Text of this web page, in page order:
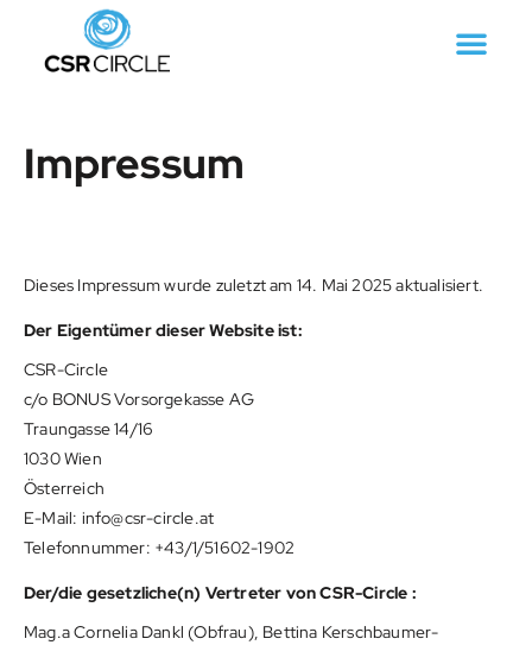
Impressum
Dieses Impressum wurde zuletzt am 14. Mai 2025 aktualisiert.
Der Eigentümer dieser Website ist:
CSR-Circle
c/o BONUS Vorsorgekasse AG
Traungasse 14/16
1030 Wien
Österreich
E-Mail: info@csr-circle.at
Telefonnummer: +43/1/51602-1902
Der/die gesetzliche(n) Vertreter von CSR-Circle :
Mag.a Cornelia Dankl (Obfrau), Bettina Kerschbaumer-